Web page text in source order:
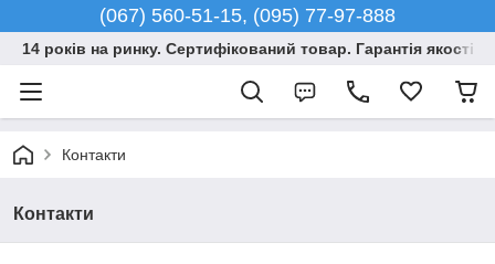
(067) 560-51-15, (095) 77-97-888
14 років на ринку. Сертифікований товар. Гарантія якості
Контакти
Контакти